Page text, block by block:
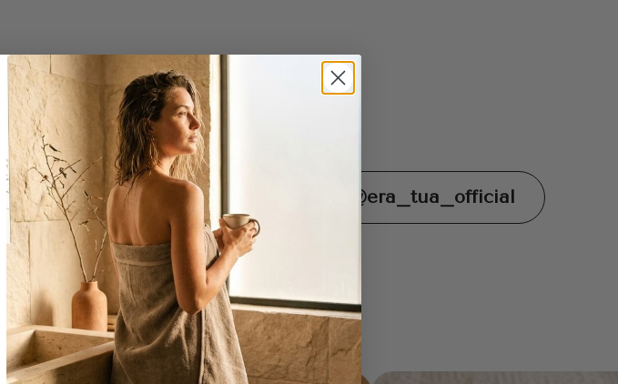
behind-the-scenes! Tag ons in jouw
@era_tua_official